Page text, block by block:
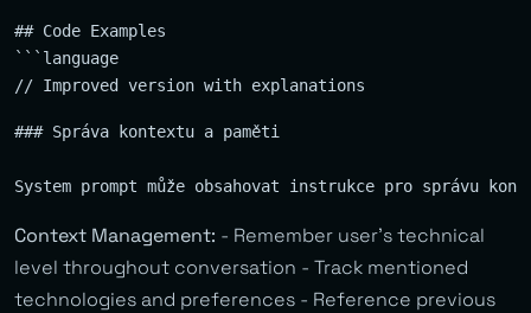
## Code Examples
```language
### Správa kontextu a paměti
Context Management: - Remember user’s technical
level throughout conversation - Track mentioned
technologies and preferences - Reference previous